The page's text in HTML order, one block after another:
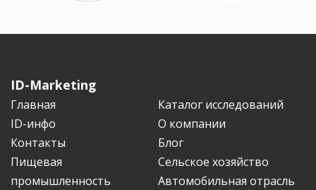
ID-Marketing
Главная
Каталог исследований
ID-инфо
О компании
Контакты
Блог
Пищевая
промышленность
Сельское хозяйство
Автомобильная отрасль